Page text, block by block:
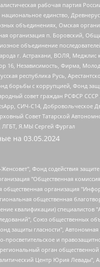
рабочая партия
единство,
объединениях, Омская
организация п. Боровский,
объединение
г. Астрахани, ВОЛЯ, Меджлис
16, Независимость, Фирма,
республика Русь,
борьбы с коррупцией, Фонд
совет граждан РСФСР
СИЧ-С14, Добровольческое
Совет Татарской
ЛГБТ, Я.МЫ Сергей Фургал
на 03.05.2024
Маркелов Сергей Евгеньевич, Пономарев Лев Александрович, Савицкая Людмила Алексеевна, Автономная некоммерческая организация "Центр по работе с проблемой насилия "НАСИЛИЮ.НЕТ", Межрегиональный профессиональный союз работников здравоохранения "Альянс врачей", Юридическое лицо, зарегистрированное в Латвийской Республике, SIA "Medusa Project" (регистрационный номер 40103797863, дата регистрации 10.06.2014), Некоммерческая организация "Фонд по борьбе с коррупцией", Автономная некоммерческая организация "Институт права и публичной политики", Баданин Роман Сергеевич, Гликин Максим Александрович, Железнова Мария Михайловна, Лукьянова Юлия Сергеевна, Маетная Елизавета Витальевна, Маняхин Петр Борисович, Чуракова Ольга Владимировна, Ярош Юлия Петровна, Юридическое лицо "The Insider SIA", зарегистрированное в Риге, Латвийская Республика (дата регистрации 26.06.2015), являющееся администратором доменного имени интернет-издания "The Insider SIA", https://theins.ru, Постернак Алексей Евгеньевич, Рубин Михаил Аркадьевич, Анин Роман Александрович, Юридическое лицо Istories fonds, зарегистрированное в Латвийской Республике (регистрационный номер 50008295751, дата регистрации 24.02.2020), Великовский Дмитрий Александрович, Долинина Ирина Николаевна, Мароховская Алеся Алексеевна, Шлейнов Роман Юрьевич, Шмагун Олеся Валентиновна, Общество с ограниченной